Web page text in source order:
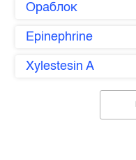
Ораблок
Epinephrine
Xylestesin A